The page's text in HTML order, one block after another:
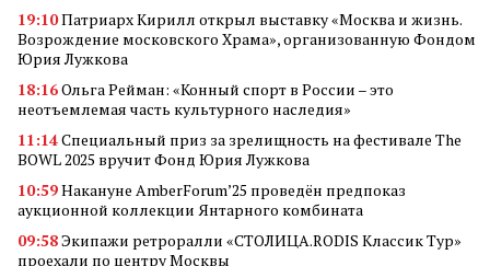
19:10Патриарх Кирилл открыл выставку «Москва и жизнь.
Возрождение московского Храма», организованную Фондом
Юрия Лужкова
18:16Ольга Рейман: «Конный спорт в России – это
неотъемлемая часть культурного наследия»
11:14Специальный приз за зрелищность на фестивале The
BOWL 2025 вручит Фонд Юрия Лужкова
10:59Накануне AmberForum’25 проведён предпоказ
аукционной коллекции Янтарного комбината
09:58Экипажи ретроралли «СТОЛИЦА.RODIS Классик Тур»
проехали по центру Москвы